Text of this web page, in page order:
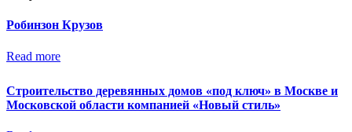
Робинзон Крузов
Read more
Строительство деревянных домов «под ключ» в Москве и
Московской области компанией «Новый стиль»